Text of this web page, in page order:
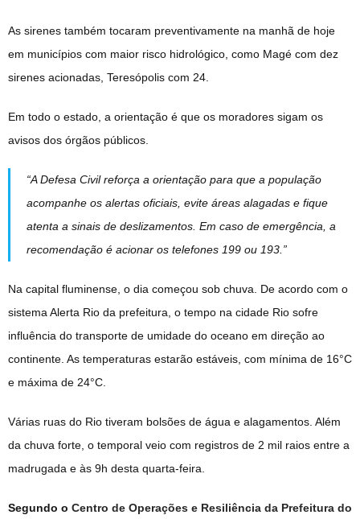
As sirenes também tocaram preventivamente na manhã de hoje
em municípios com maior risco hidrológico, como Magé com dez
sirenes acionadas, Teresópolis com 24.
Em todo o estado, a orientação é que os moradores sigam os
avisos dos órgãos públicos.
“A Defesa Civil reforça a orientação para que a população
acompanhe os alertas oficiais, evite áreas alagadas e fique
atenta a sinais de deslizamentos. Em caso de emergência, a
recomendação é acionar os telefones 199 ou 193.”
Na capital fluminense, o dia começou sob chuva. De acordo com o
sistema Alerta Rio da prefeitura, o tempo na cidade Rio sofre
influência do transporte de umidade do oceano em direção ao
continente. As temperaturas estarão estáveis, com mínima de 16°C
e máxima de 24°C.
Várias ruas do Rio tiveram bolsões de água e alagamentos. Além
da chuva forte, o temporal veio com registros de 2 mil raios entre a
madrugada e às 9h desta quarta-feira.
Segundo o Centro de Operações e Resiliência da Prefeitura do